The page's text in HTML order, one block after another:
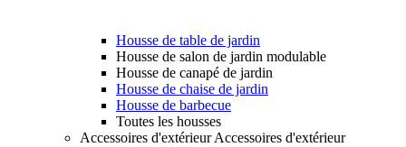
Housse de table de jardin
Housse de salon de jardin modulable
Housse de canapé de jardin
Housse de chaise de jardin
Housse de barbecue
Toutes les housses
Accessoires d'extérieur Accessoires d'extérieur